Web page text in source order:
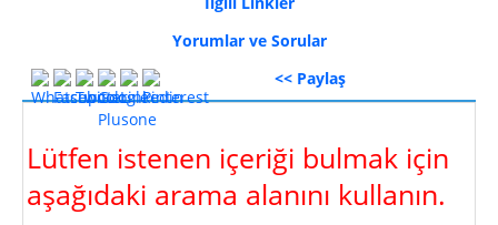
Yorumlar ve Sorular
<< Paylaş
Lütfen istenen içeriği bulmak için
aşağıdaki arama alanını kullanın.